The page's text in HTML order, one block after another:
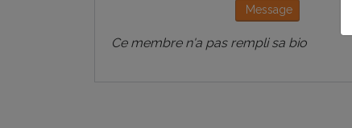
Message
Ce membre n'a pas rempli sa bio